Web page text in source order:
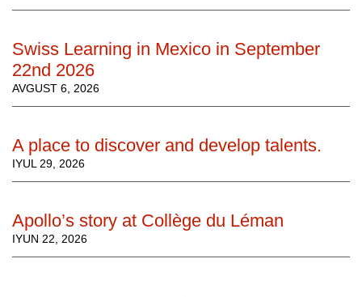
Swiss Learning in Mexico in September
22nd 2026
AVGUST 6, 2026
A place to discover and develop talents.
IYUL 29, 2026
Apollo’s story at Collège du Léman
IYUN 22, 2026